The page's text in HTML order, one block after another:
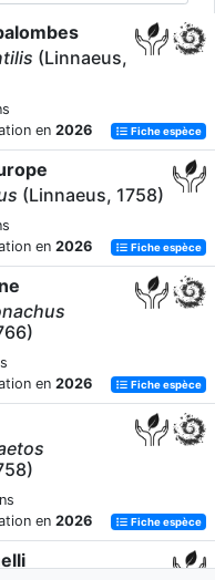
(Linnaeus,
en 2026 Fiche espèce
(Linnaeus, 1758)
en 2026 Fiche espèce
en 2026 Fiche espèce
en 2026 Fiche espèce